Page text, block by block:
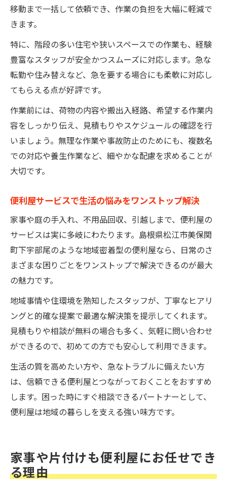
移動まで一括して依頼でき、作業の負担を大幅に軽減で
きます。
特に、階段の多い住宅や狭いスペースでの作業も、経験
豊富なスタッフが安全かつスムーズに対応します。急な
転勤や住み替えなど、急を要する場合にも柔軟に対応し
てもらえる点が好評です。
作業前には、荷物の内容や搬出入経路、希望する作業内
容をしっかり伝え、見積もりやスケジュールの確認を行
いましょう。無理な作業や事故防止のためにも、複数名
での対応や養生作業など、細やかな配慮を求めることが
大切です。
便利屋サービスで生活の悩みをワンストップ解決
家事や庭の手入れ、不用品回収、引越しまで、便利屋の
サービスは実に多岐にわたります。島根県松江市美保関
町下宇部尾のような地域密着型の便利屋なら、日常のさ
まざまな困りごとをワンストップで解決できるのが最大
の魅力です。
地域事情や住環境を熟知したスタッフが、丁寧なヒアリ
ングと的確な提案で最適な解決策を提示してくれます。
見積もりや相談が無料の場合も多く、気軽に問い合わせ
ができるので、初めての方でも安心して利用できます。
生活の質を高めたい方や、急なトラブルに備えたい方
は、信頼できる便利屋とつながっておくことをおすすめ
します。困った時にすぐ相談できるパートナーとして、
便利屋は地域の暮らしを支える強い味方です。
家事や片付けも便利屋にお任せでき
る理由